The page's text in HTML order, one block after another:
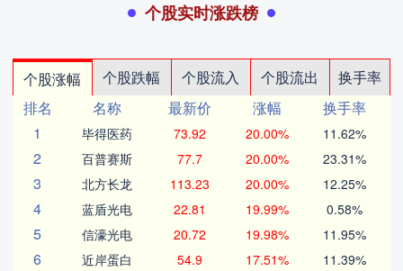
个股实时涨跌榜
个股涨幅 个股跌幅 个股流入 个股流出
换手率
排名
名称 最新价 涨幅
换手率
1
毕得医药 73.92 20.00% 11.62%
2 百普赛斯 77.7 20.00% 23.31%
3 北方长龙 113.23 20.00% 12.25%
4 蓝盾光电 22.81 19.99% 0.58%
5 信濠光电 20.72 19.98% 11.95%
6 近岸蛋白 54.9 17.51% 11.39%